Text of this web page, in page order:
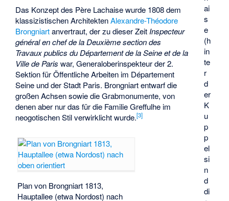
ai
s
e
(h
in
te
r
d
er
K
u
p
p
el
si
n
d
di
Das Konzept des Père Lachaise wurde 1808 dem
klassizistischen ArchitektenAlexandre-Théodore
Brongniartanvertraut, der zu dieser Zeit Inspecteur
général en chef de la Deuxième section des
Travaux publics du Département de la Seine et de la
Ville de Paris war, Generaloberinspekteur der 2.
Sektion für Öffentliche Arbeiten im Département
Seine und der Stadt Paris. Brongniart entwarf die
großen Achsen sowie die Grabmonumente, von
denen aber nur das für die FamilieGreffulhe im
neogotischen Stil verwirklicht wurde.[3]
Plan von Brongniart 1813,
Hauptallee (etwa Nordost) nach